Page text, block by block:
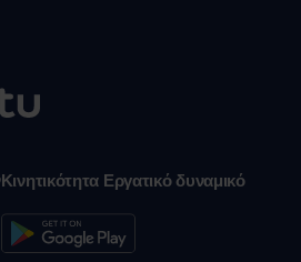
Κινητικότητα Εργατικό δυναμικό